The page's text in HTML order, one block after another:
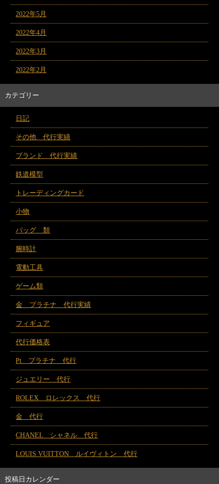
2022年5月
2022年4月
2022年3月
2022年2月
カテゴリー
日記
その他 代行実績
ブランド 代行実績
鉄道模型
トレーディングカード
小物
バッグ 類
腕時計
電動工具
ゲーム類
金 プラチナ 代行実績
フィギュア
代行価格表
Pt プラチナ 代行
ジュエリー 代行
ROLEX ロレックス 代行
金 代行
CHANEL シャネル 代行
LOUIS VUITTON ルイヴィトン 代行
投稿日カレンダー